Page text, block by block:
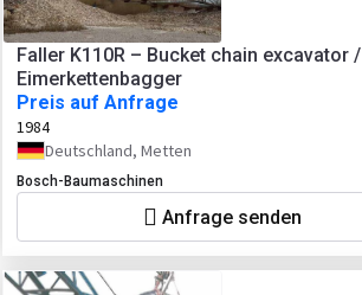
Faller K110R – Bucket chain excavator /
Eimerkettenbagger
Preis auf Anfrage
1984
Deutschland, Metten
Bosch-Baumaschinen
Anfrage senden